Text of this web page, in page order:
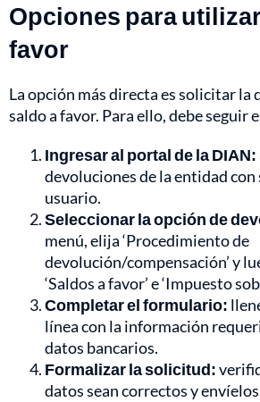
Opciones para
favor
La opción más directa es solicitar la
saldo a favor. Para ello, debe seguir
Ingresar al portal de la DIAN:
devoluciones de la entidad con
usuario.
Seleccionar la opción de
menú, elija ‘Procedimiento de
devolución/compensación’ y
‘Saldos a favor’ e ‘Impuesto
Completar el formulario:
línea con la información
datos bancarios.
Formalizar la solicitud:
datos sean correctos y